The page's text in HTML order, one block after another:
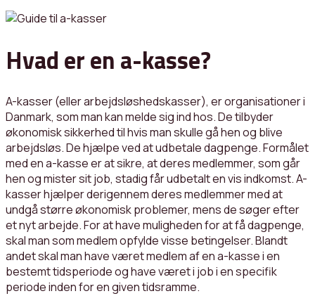
Hvad er en a-kasse?
A-kasser (eller arbejdsløshedskasser), er organisationer i
Danmark, som man kan melde sig ind hos. De tilbyder
økonomisk sikkerhed til hvis man skulle gå hen og blive
arbejdsløs. De hjælpe ved at udbetale dagpenge. Formålet
med en a-kasse er at sikre, at deres medlemmer, som går
hen og mister sit job, stadig får udbetalt en vis indkomst. A-
kasser hjælper derigennem deres medlemmer med at
undgå større økonomisk problemer, mens de søger efter
et nyt arbejde. For at have muligheden for at få dagpenge,
skal man som medlem opfylde visse betingelser. Blandt
andet skal man have været medlem af en a-kasse i en
bestemt tidsperiode og have været i job i en specifik
periode inden for en given tidsramme.